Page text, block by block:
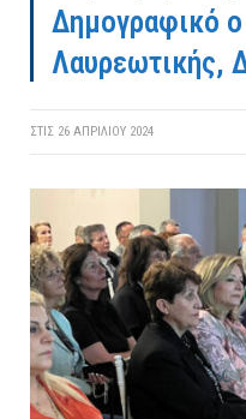
Δημογραφικό
Λαυρεωτικής,
ΣΤΙΣ 26 ΑΠΡΙΛΊΟΥ 2024